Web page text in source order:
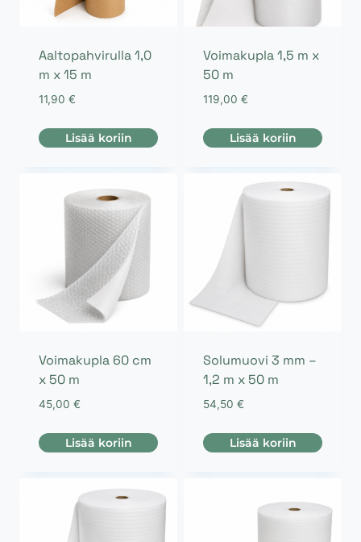
Aaltopahvirulla 1,0
m x 15 m
11,90 €
Lisää koriin
Voimakupla 1,5 m x
50 m
119,00 €
Lisää koriin
Voimakupla 60 cm
x 50 m
45,00 €
Lisää koriin
Solumuovi 3 mm –
1,2 m x 50 m
54,50 €
Lisää koriin